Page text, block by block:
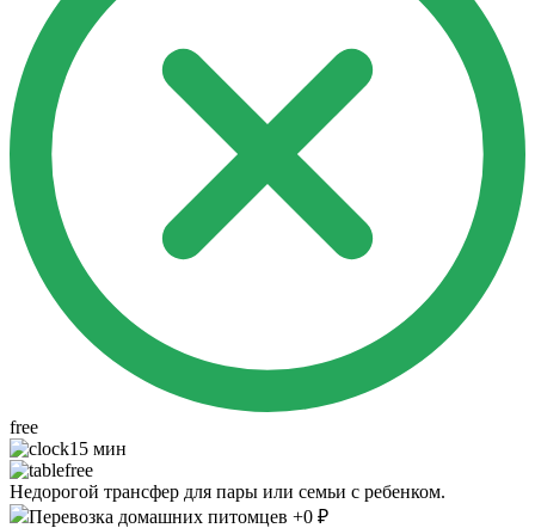
free
15 мин
free
Недорогой трансфер для пары или семьи с ребенком.
Перевозка домашних питомцев +0 ₽